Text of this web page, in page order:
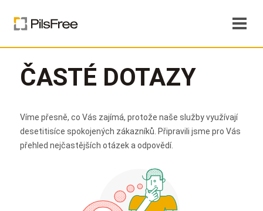
ČASTÉ DOTAZY
Víme přesně, co Vás zajímá, protože naše služby využívají
desetitisíce spokojených zákazníků. Připravili jsme pro Vás
přehled nejčastějších otázek a odpovědí.